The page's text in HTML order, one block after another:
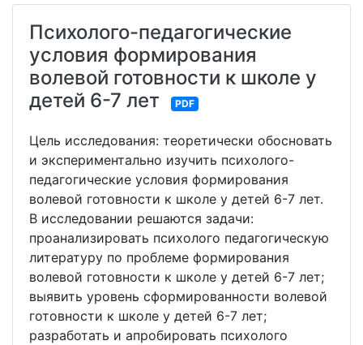
Психолого-педагогические
условия формирования
волевой готовности к школе у
детей 6-7 лет
PDF
Цель исследования: теоретически обосновать
и экспериментально изучить психолого-
педагогические условия формирования
волевой готовности к школе у детей 6-7 лет.
В исследовании решаются задачи:
проанализировать психолого педагогическую
литературу по проблеме формирования
волевой готовности к школе у детей 6-7 лет;
выявить уровень сформированности волевой
готовности к школе у детей 6-7 лет;
разработать и апробировать психолого